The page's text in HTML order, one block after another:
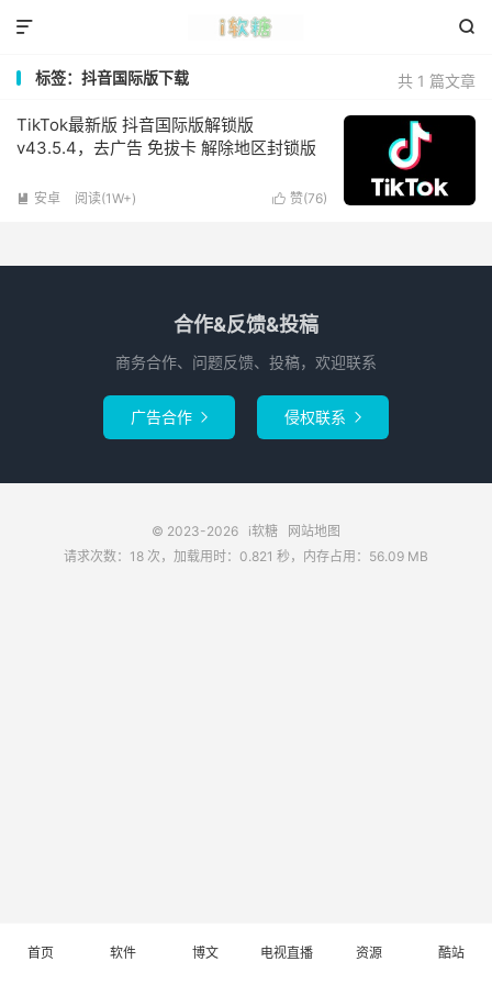


共 1 篇文章
标签：抖音国际版下载
TikTok最新版 抖音国际版解锁版
v43.5.4，去广告 免拔卡 解除地区封锁版
 赞(76)
 安卓 阅读(1W+)
合作&反馈&投稿
商务合作、问题反馈、投稿，欢迎联系
广告合作  侵权联系 
© 2023-2026 i软糖
网站地图
请求次数：18 次，加载用时：0.821 秒，内存占用：56.09 MB
首页 软件 博文 电视直播 资源 酷站